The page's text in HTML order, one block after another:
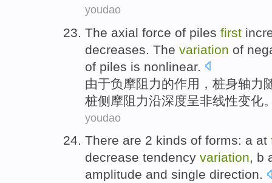
youdao
The axial force of piles first
decreases . The variation of
of piles is nonlinear.
由于负 摩阻力的作用， 桩身轴力
桩侧摩阻力沿深度呈非线性变化
youdao
There are 2 kinds of forms: a at
decrease tendency variation, b
amplitude and single direction.